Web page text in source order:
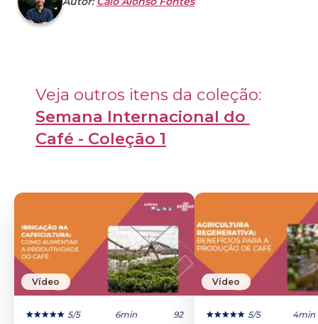
Semana Internacional do
Café - Coleção 1
Vídeo
5/5 6min 92
Vídeo
5/5 4min